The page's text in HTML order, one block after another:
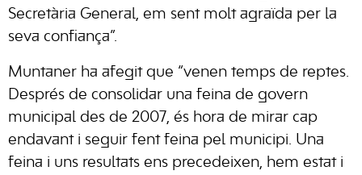
Secretària General, em sent molt agraïda per la
seva confiança”.
Muntaner ha afegit que “venen temps de reptes.
Després de consolidar una feina de govern
municipal des de 2007, és hora de mirar cap
endavant i seguir fent feina pel municipi. Una
feina i uns resultats ens precedeixen, hem estat i